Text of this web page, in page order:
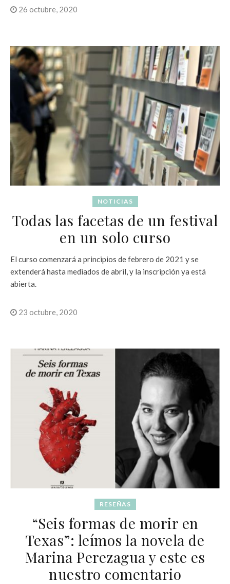
26 octubre, 2020
NOTICIAS
Todas las facetas de un festival
en un solo curso
El curso comenzará a principios de febrero de 2021 y se
extenderá hasta mediados de abril, y la inscripción ya está
abierta.
23 octubre, 2020
RESEÑAS
“Seis formas de morir en
Texas”: leímos la novela de
Marina Perezagua y este es
nuestro comentario